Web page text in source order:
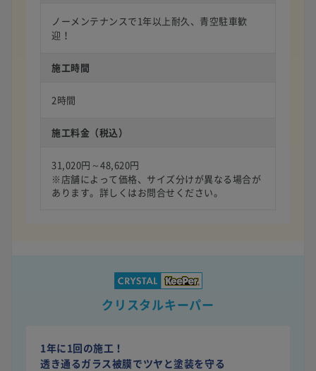
ノーメンテナンスで1年以上耐久、青空駐車歓
迎！
施工時間
2時間
施工料金（税込）
31,020円～48,620円
※店舗によって価格、サイズ分けが異なる場合が
あります。詳しくはお問合せください。
クリスタルキーパー
1年に1回の施工！
透き通るガラス被膜でツヤと塗装を守る